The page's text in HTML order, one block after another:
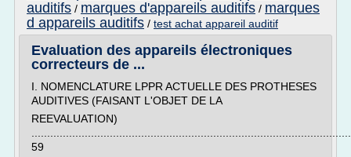
auditifs / marques d'appareils auditifs / marques
d appareils auditifs / test achat appareil auditif
Evaluation des appareils électroniques
correcteurs de ...
I. NOMENCLATURE LPPR ACTUELLE DES PROTHESES
AUDITIVES (FAISANT L'OBJET DE LA
REEVALUATION)
59